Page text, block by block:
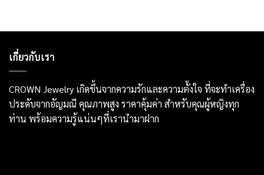
เกี่ยวกับเรา
CROWN Jewelry เกิดขึ้นจากความรักและความตั้งใจ ที่จะทำเครื่อง
ประดับจากอัญมณี คุณภาพสูง ราคาคุ้มค่า สำหรับคุณผู้หญิงทุก
ท่าน พร้อมความรู้แน่นๆที่เรานำมาฝาก